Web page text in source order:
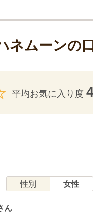
ネムーンの
平均お気に入り度
性別 女性
ん